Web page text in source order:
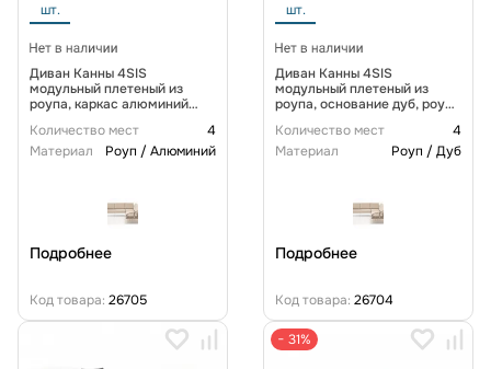
шт.
Диван Канны 4SIS
модульный плетеный из
роупа, каркас алюминий
роуп коричневый круглый,
ткань бежевая 35
Количество мест
4
Материал
Роуп / Алюминий
Подробнее
Код товара: 26705
шт.
Диван Канны 4SIS
модульный плетеный из
роупа, основание дуб, роуп
бежевая 52
Количество мест
4
Материал
Роуп / Дуб
Подробнее
Код товара: 26704
− 31%